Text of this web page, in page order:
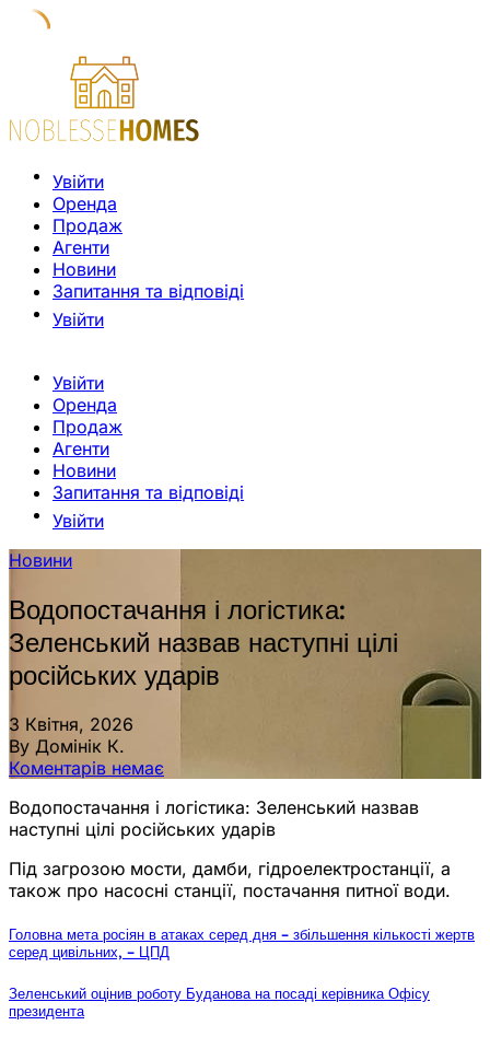
Увійти
Оренда
Продаж
Агенти
Новини
Запитання та відповіді
Увійти
Увійти
Оренда
Продаж
Агенти
Новини
Запитання та відповіді
Увійти
Новини
Водопостачання і логістика:
Зеленський назвав наступні цілі
російських ударів
3 Квітня, 2026
By Домінік К.
Коментарів немає
Водопостачання і логістика: Зеленський назвав
наступні цілі російських ударів
Під загрозою мости, дамби, гідроелектростанції, а
також про насосні станції, постачання питної води.
Головна мета росіян в атаках серед дня – збільшення кількості жертв
серед цивільних, – ЦПД
Зеленський оцінив роботу Буданова на посаді керівника Офісу
президента